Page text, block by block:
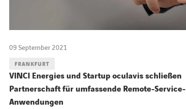
09 September 2021
FRANKFURT
VINCI Energies und Startup oculavis schließen
Partnerschaft für umfassende Remote-Service-
Anwendungen